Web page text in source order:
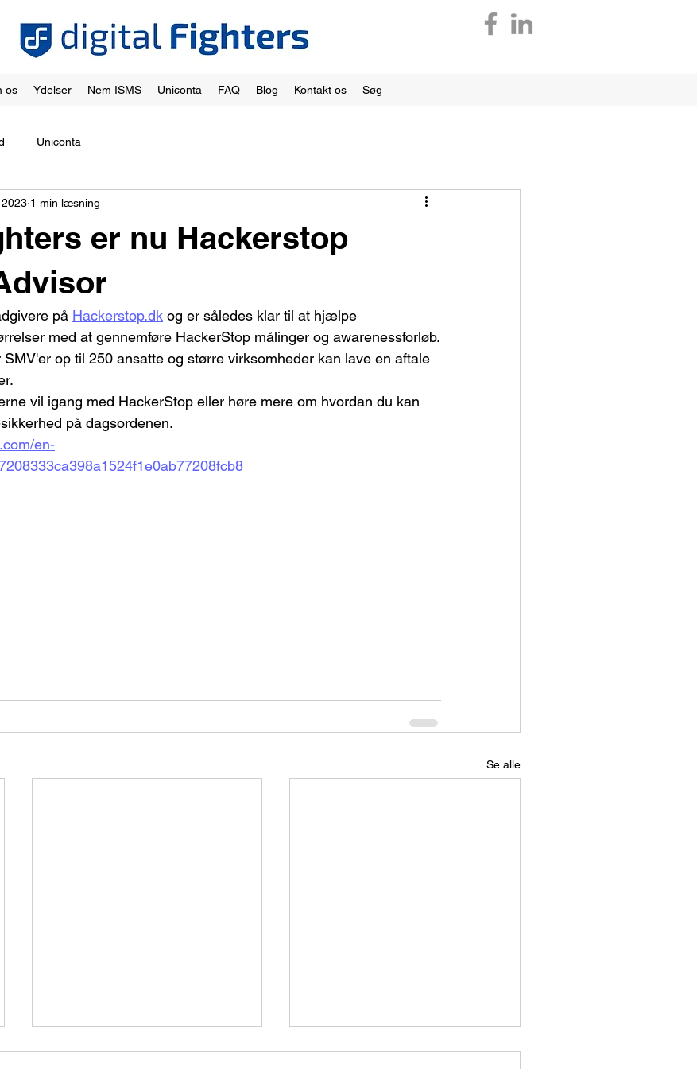
os Ydelser Nem ISMS Uniconta FAQ Blog Kontakt os Søg
Uniconta
er nu Hackerstop
2023 1 min læsning
på Hackerstop.dk og er således klar til at hjælpe
med at gennemføre HackerStop målinger og awarenessforløb.
op til 250 ansatte og større virksomheder kan lave en aftale
vil igang med HackerStop eller høre mere om hvordan du kan
på dagsordenen.
en-
Se alle